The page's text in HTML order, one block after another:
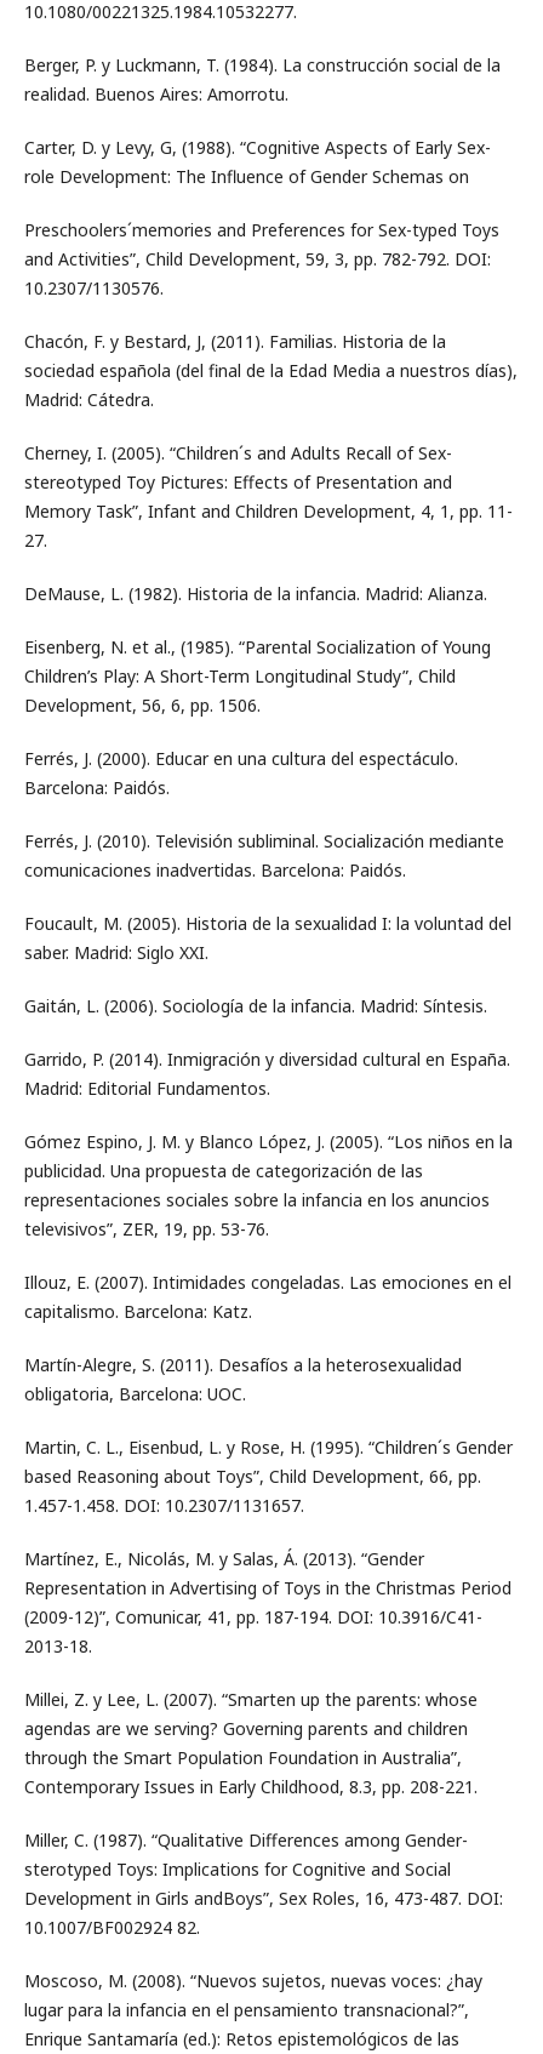
10.1080/00221325.1984.10532277.
Berger, P. y Luckmann, T. (1984). La construcción social de la
realidad. Buenos Aires: Amorrotu.
Carter, D. y Levy, G, (1988). “Cognitive Aspects of Early Sex-
role Development: The Influence of Gender Schemas on
Preschoolers´memories and Preferences for Sex-typed Toys
and Activities”, Child Development, 59, 3, pp. 782-792. DOI:
10.2307/1130576.
Chacón, F. y Bestard, J, (2011). Familias. Historia de la
sociedad española (del final de la Edad Media a nuestros días),
Madrid: Cátedra.
Cherney, I. (2005). “Children´s and Adults Recall of Sex-
stereotyped Toy Pictures: Effects of Presentation and
Memory Task”, Infant and Children Development, 4, 1, pp. 11-
27.
DeMause, L. (1982). Historia de la infancia. Madrid: Alianza.
Eisenberg, N. et al., (1985). “Parental Socialization of Young
Children’s Play: A Short-Term Longitudinal Study”, Child
Development, 56, 6, pp. 1506.
Ferrés, J. (2000). Educar en una cultura del espectáculo.
Barcelona: Paidós.
Ferrés, J. (2010). Televisión subliminal. Socialización mediante
comunicaciones inadvertidas. Barcelona: Paidós.
Foucault, M. (2005). Historia de la sexualidad I: la voluntad del
saber. Madrid: Siglo XXI.
Gaitán, L. (2006). Sociología de la infancia. Madrid: Síntesis.
Garrido, P. (2014). Inmigración y diversidad cultural en España.
Madrid: Editorial Fundamentos.
Gómez Espino, J. M. y Blanco López, J. (2005). “Los niños en la
publicidad. Una propuesta de categorización de las
representaciones sociales sobre la infancia en los anuncios
televisivos”, ZER, 19, pp. 53-76.
Illouz, E. (2007). Intimidades congeladas. Las emociones en el
capitalismo. Barcelona: Katz.
Martín-Alegre, S. (2011). Desafíos a la heterosexualidad
obligatoria, Barcelona: UOC.
Martin, C. L., Eisenbud, L. y Rose, H. (1995). “Children´s Gender
based Reasoning about Toys”, Child Development, 66, pp.
1.457-1.458. DOI: 10.2307/1131657.
Martínez, E., Nicolás, M. y Salas, Á. (2013). “Gender
Representation in Advertising of Toys in the Christmas Period
(2009-12)”, Comunicar, 41, pp. 187-194. DOI: 10.3916/C41-
2013-18.
Millei, Z. y Lee, L. (2007). “Smarten up the parents: whose
agendas are we serving? Governing parents and children
through the Smart Population Foundation in Australia”,
Contemporary Issues in Early Childhood, 8.3, pp. 208-221.
Miller, C. (1987). “Qualitative Differences among Gender-
sterotyped Toys: Implications for Cognitive and Social
Development in Girls andBoys”, Sex Roles, 16, 473-487. DOI:
10.1007/BF002924 82.
Moscoso, M. (2008). “Nuevos sujetos, nuevas voces: ¿hay
lugar para la infancia en el pensamiento transnacional?”,
Enrique Santamaría (ed.): Retos epistemológicos de las